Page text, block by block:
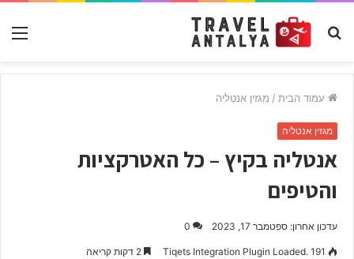
חפש
עמוד הבית / מגזין אנטליה
מגזין אנטליה
אנטליה בקיץ – כל האטרקציות
והטיפים
עדכון אחרון: ספטמבר 17, 2023 0
Tiqets Integration Plugin Loaded. 191